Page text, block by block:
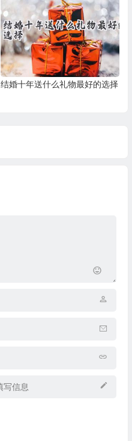
结婚十年送什么礼物最好的选择